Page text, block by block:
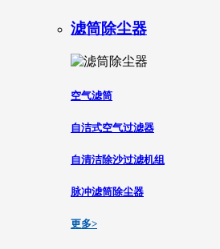
滤筒除尘器
空气滤筒
自洁式空气过滤器
自清洁除沙过滤机组
脉冲滤筒除尘器
更多>